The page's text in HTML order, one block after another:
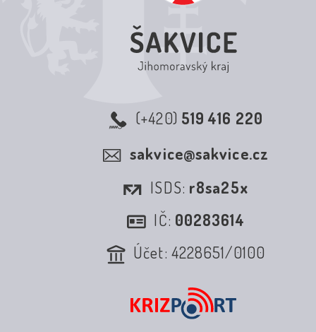
(+420) 519 416 220
sakvice@sakvice.cz
ISDS: r8sa25x
IČ: 00283614
Účet: 4228651/0100